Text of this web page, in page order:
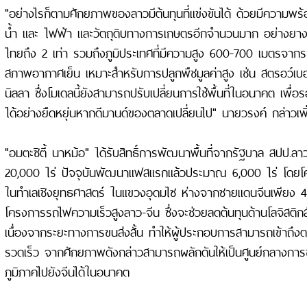
"อย่างไรก็ตามศักยภาพของลาวมีต้นทุนที่แข่งขันได้ ด้วยมีความพ
น้ำ และ ไฟฟ้า และวัตถุดิบทางการเกษตรอีกจำนวนมาก อย่างยา
ไทยถึง 2 เท่า รวมถึงภูมิประเทศที่มีความสูง 600-700 เมตรจากร
สภาพอากาศเย็น เหมาะสำหรับการปลูกพืชมูลค่าสูง เช่น สตรอว์เ
นิลลา ซึ่งโมเดลนี้ยังสามารถปรับเปลี่ยนการใช้พื้นที่ในอนาคต เพื่อ
ได้อย่างยืดหยุ่นหากดีมานด์ของตลาดเปลี่ยนไป" นายวรงค์ กล่าวเ
"อมตะซิตี้ นาหม้อ" ได้รับสิทธิ์การพัฒนาพื้นที่จากรัฐบาล สปป.ล
20,000 ไร่ ปัจจุบันพัฒนาแฟสแรกแล้วประมาณ 6,000 ไร่ โดยโ
ในทำเลเชิงยุทธศาสตร์ ในแขวงอุดมไซ ห่างจากชายแดนจีนเพียง
โครงการรถไฟความเร็วสูงลาว-จีน ซึ่งจะช่วยลดต้นทุนด้านโลจิสติ
เนื่องจากระยะทางการขนส่งสั้น ทำให้ผู้ประกอบการสามารถเข้าถึง
รวดเร็ว จากศักยภาพดังกล่าวสามารถผลักดันให้เป็นศูนย์กลางกา
ภูมิภาคไปยังจีนได้ในอนาคต